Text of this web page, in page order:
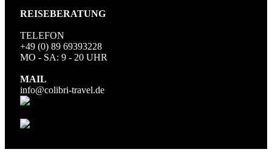
REISEBERATUNG
TELEFON
+49 (0) 89 69393228
MO - SA: 9 - 20 UHR
MAIL
info@colibri-travel.de